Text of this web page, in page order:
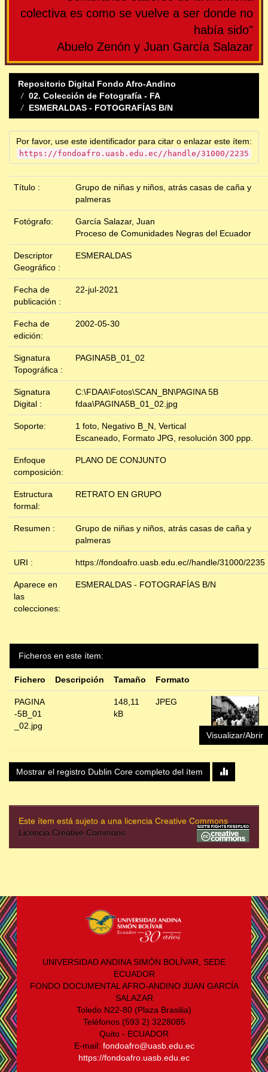
colectiva es como se vuelve a ser donde no
había sido"
Abuelo Zenón y Juan García Salazar
Repositorio Digital Fondo Afro-Andino
02. Colección de Fotografía - FA
ESMERALDAS - FOTOGRAFÍAS B/N
Por favor, use este identificador para citar o enlazar este ítem:
https://fondoafro.uasb.edu.ec//handle/31000/2235
Título :
Grupo de niñas y niños, atrás casas de caña y
palmeras
Fotógrafo:
García Salazar, Juan
Proceso de Comunidades Negras del Ecuador
Descriptor
Geográfico :
ESMERALDAS
Fecha de
publicación :
22-jul-2021
Fecha de
edición:
2002-05-30
Signatura
Topográfica :
PAGINA5B_01_02
Signatura
Digital :
C:\FDAA\Fotos\SCAN_BN\PAGINA 5B
fdaa\PAGINA5B_01_02.jpg
Soporte:
1 foto, Negativo B_N, Vertical
Escaneado, Formato JPG, resolución 300 ppp.
Enfoque
composición:
PLANO DE CONJUNTO
Estructura
formal:
RETRATO EN GRUPO
Resumen :
Grupo de niñas y niños, atrás casas de caña y
palmeras
URI : https://fondoafro.uasb.edu.ec//handle/31000/2235
Aparece en
las
colecciones:
ESMERALDAS - FOTOGRAFÍAS B/N
Ficheros en este ítem:
Fichero Descripción Tamaño Formato
PAGINA
-5B_01
_02.jpg
148,11
kB
JPEG
Visualizar/Abrir
Mostrar el registro Dublin Core completo del ítem
Este ítem está sujeto a una licencia Creative Commons
Licencia Creative Commons
UNIVERSIDAD ANDINA SIMÓN BOLÍVAR, SEDE
ECUADOR
FONDO DOCUMENTAL AFRO-ANDINO JUAN GARCÍA
SALAZAR
Toledo N22-80 (Plaza Brasilia)
Teléfonos (593 2) 3228085
Quito - ECUADOR
E-mail: fondoafro@uasb.edu.ec
https://fondoafro.uasb.edu.ec